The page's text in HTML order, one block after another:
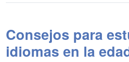
Consejos para
idiomas en la